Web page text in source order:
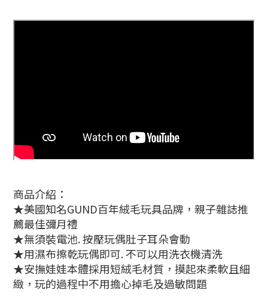
商品介紹：
★美國知名GUND百年絨毛玩具品牌，親子雜誌推
薦最佳彌月禮
★無須裝電池. 按壓玩偶肚子耳朵會動
★用濕布擦乾玩偶即可. 不可以用洗衣機清洗
★安撫娃娃本體採用短絨毛材質，摸起來柔軟且細
緻， 玩的過程中不用擔心掉毛及過敏問題